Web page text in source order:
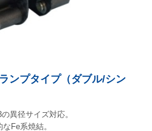
ンプタイプ（ダブル/シン
異径サイズ対応。
Fe系焼結。